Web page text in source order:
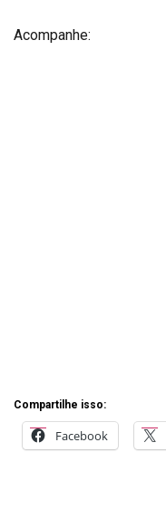
Acompanhe:
Compartilhe isso:
Facebook